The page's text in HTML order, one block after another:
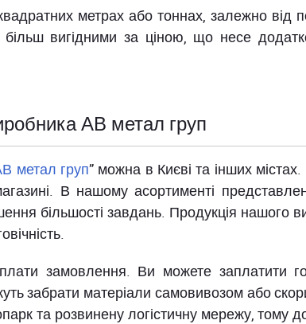
метрах або тоннах, залежно від
більш вигідними за ціною, що несе
АВ метал груп
метал груп” можна в Києві та інших
В нашому асортименті
більшості завдань. Продукція нашого
замовлення. Ви можете заплатити
забрати матеріали самовивозом або
та розвинену логістичну мережу, тому